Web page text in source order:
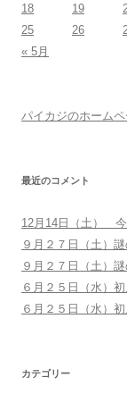
18
19
25
26
« 5月
パイカジのホーム
最近のコメント
12月14日（土）
９月２７日（土）
９月２７日（土）
６月２５日（水）初
６月２５日（水）初
カテゴリー